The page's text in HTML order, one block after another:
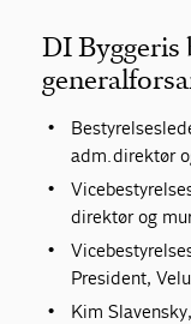
DI Byggeris
adm. direktør
direktør og
President,
Kim